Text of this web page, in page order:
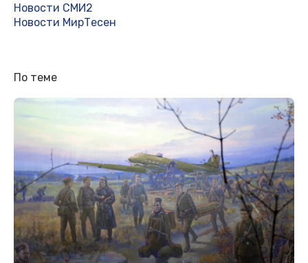
Новости СМИ2
Новости МирТесен
По теме